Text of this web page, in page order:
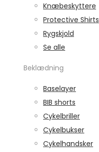
Knæbeskyttere
Protective Shirts
Rygskjold
Se alle
Beklædning
Baselayer
BIB shorts
Cykelbriller
Cykelbukser
Cykelhandsker